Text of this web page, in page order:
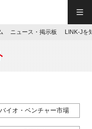
ニュース・掲示板 LINK-Jを
バイオ・ベンチャー市場